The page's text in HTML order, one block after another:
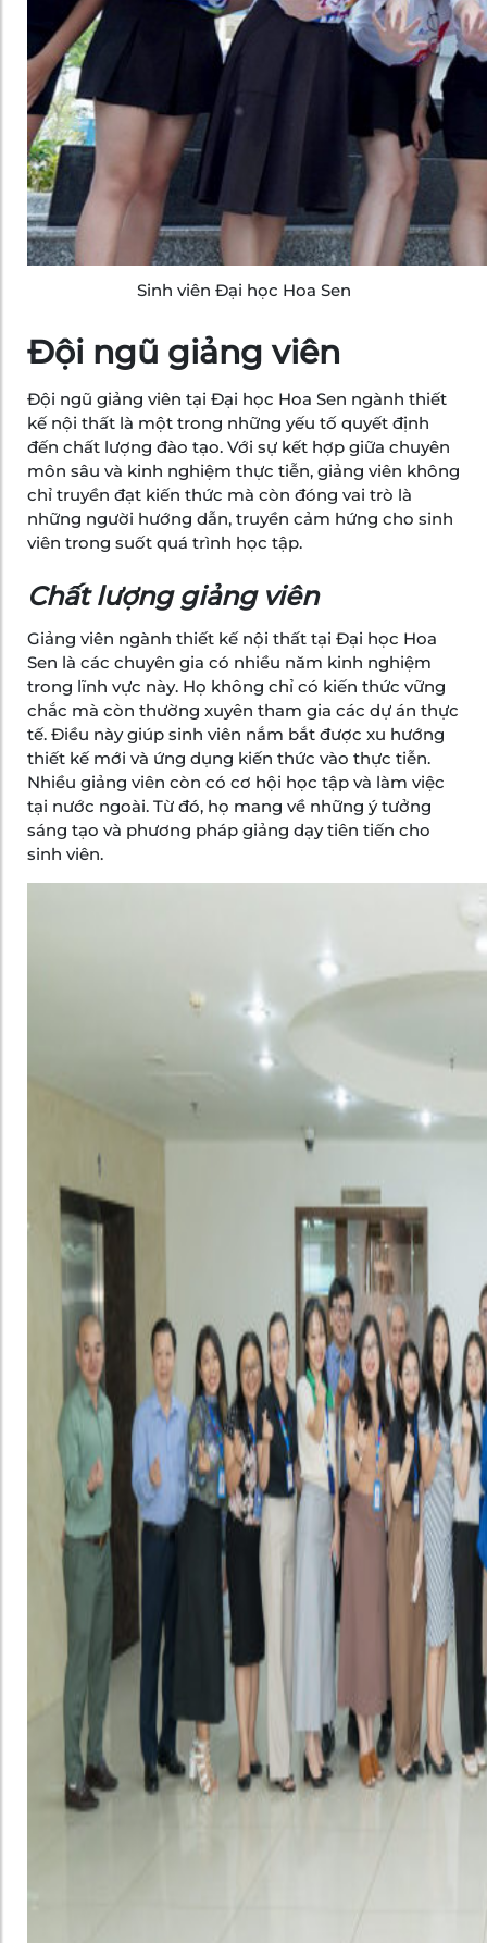
Sinh viên Đại học Hoa Sen
Đội ngũ giảng viên
Đội ngũ giảng viên tại Đại học Hoa Sen ngành thiết
kế nội thất là một trong những yếu tố quyết định
đến chất lượng đào tạo. Với sự kết hợp giữa chuyên
môn sâu và kinh nghiệm thực tiễn, giảng viên không
chỉ truyền đạt kiến thức mà còn đóng vai trò là
những người hướng dẫn, truyền cảm hứng cho sinh
viên trong suốt quá trình học tập.
Chất lượng giảng viên
Giảng viên ngành thiết kế nội thất tại Đại học Hoa
Sen là các chuyên gia có nhiều năm kinh nghiệm
trong lĩnh vực này. Họ không chỉ có kiến thức vững
chắc mà còn thường xuyên tham gia các dự án thực
tế. Điều này giúp sinh viên nắm bắt được xu hướng
thiết kế mới và ứng dụng kiến thức vào thực tiễn.
Nhiều giảng viên còn có cơ hội học tập và làm việc
tại nước ngoài. Từ đó, họ mang về những ý tưởng
sáng tạo và phương pháp giảng dạy tiên tiến cho
sinh viên.